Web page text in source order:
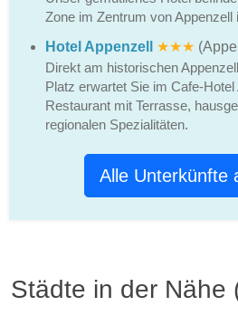
Zone im Zentrum von
Hotel Appenzell
★★★
Direkt am historischen
Platz erwartet Sie im Cafe-
Restaurant mit Terrasse,
regionalen Spezialitäten.
Alle Unterkünfte
Städte in der Nähe